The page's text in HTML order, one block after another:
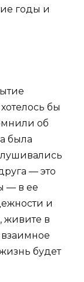
годы и
бы
об
была
— это
— в ее
и
живите в
будет